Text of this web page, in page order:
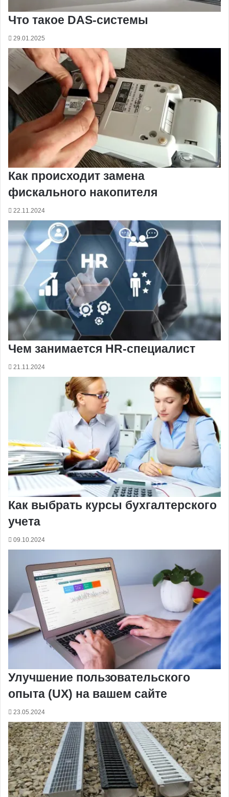
Что такое DAS-системы
29.01.2025
Как происходит замена
фискального накопителя
22.11.2024
Чем занимается HR-специалист
21.11.2024
Как выбрать курсы бухгалтерского
учета
09.10.2024
Улучшение пользовательского
опыта (UX) на вашем сайте
23.05.2024